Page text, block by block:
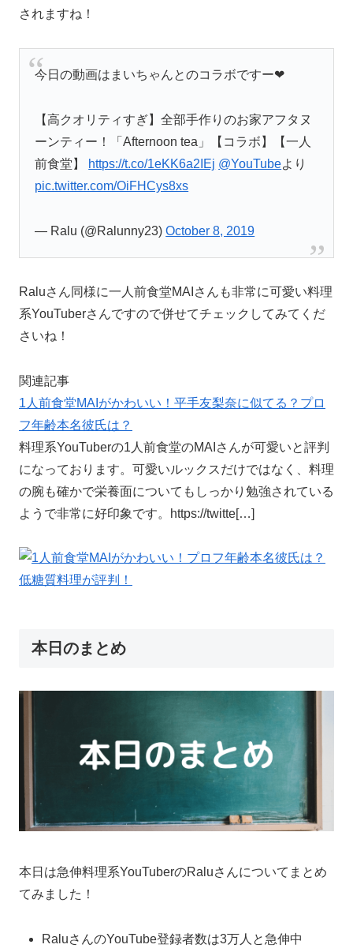
されますね！
今日の動画はまいちゃんとのコラボですー❤︎
【高クオリティすぎ】全部手作りのお家アフタヌ
ーンティー！「Afternoon tea」【コラボ】【一人
前食堂】
https://t.co/1eKK6a2IEj @YouTubeより
pic.twitter.com/OiFHCys8xs
— Ralu (@Ralunny23)October 8, 2019
Raluさん同様に一人前食堂MAIさんも非常に可愛い料理
系YouTuberさんですので併せてチェックしてみてくだ
さいね！
関連記事
1人前食堂MAIがかわいい！平手友梨奈に似てる？プロ
フ年齢本名彼氏は？
料理系YouTuberの1人前食堂のMAIさんが可愛いと評判
になっております。可愛いルックスだけではなく、料理
の腕も確かで栄養面についてもしっかり勉強されている
ようで非常に好印象です。https://twitte[…]
本日のまとめ
本日は急伸料理系YouTuberのRaluさんについてまとめ
てみました！
RaluさんのYouTube登録者数は3万人と急伸中